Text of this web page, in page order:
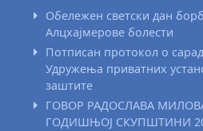
Обележен светски дан
Алцхајмерове болести
Потписан протокол о
Удружења приватних
заштите
ГОВОР РАДОСЛАВА
ГОДИШЊОЈ СКУПШТИНИ